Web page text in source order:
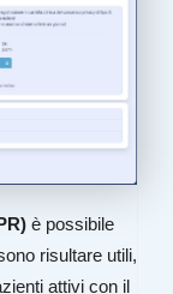
è possibile
risultare utili,
attivi con il